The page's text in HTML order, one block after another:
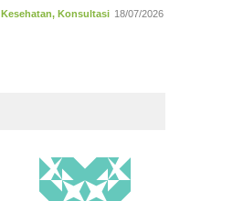
Kesehatan, Konsultasi 18/07/2026